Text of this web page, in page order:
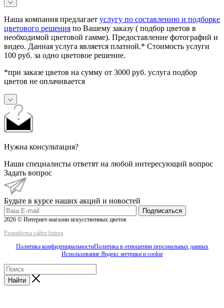
Наша компания предлагает услугу по составлению и подборке
цветового решения по Вашему заказу ( подбор цветов в
необходимой цветовой гамме). Предоставление фотографий и
видео. Данная услуга является платной.* Стоимость услуги
100 руб. за одно цветовое решение.
*при заказе цветов на сумму от 3000 руб. услуга подбор
цветов не оплачивается
Нужна консультация?
Наши специалисты ответят на любой интересующий вопрос
Задать вопрос
Будьте в курсе наших акций и новостей
Подписаться
2026 © Интернет-магазин искусственных цветов
Разработка сайта Imtera
Политика конфиденциальностиПолитика в отношении персональных данных
Использование Яндекс метрики и cookie
Найти